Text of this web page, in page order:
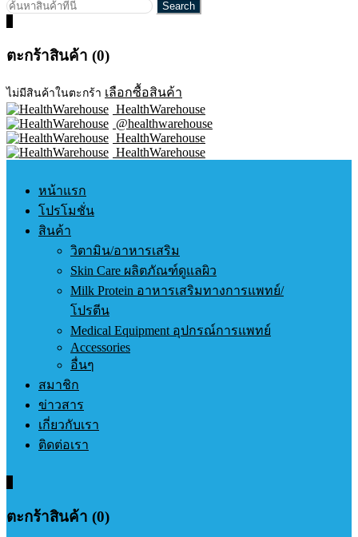
ตะกร้าสินค้า (0)
ไม่มีสินค้าในตะกร้า เลือกซื้อสินค้า
HealthWarehouse
@healthwarehouse
HealthWarehouse
HealthWarehouse
หน้าแรก
โปรโมชั่น
สินค้า
วิตามิน/อาหารเสริม
Skin Care ผลิตภัณฑ์ดูแลผิว
Milk Protein อาหารเสริมทางการแพทย์/
โปรตีน
Medical Equipment อุปกรณ์การแพทย์
Accessories
อื่นๆ
สมาชิก
ข่าวสาร
เกี่ยวกับเรา
ติดต่อเรา
ตะกร้าสินค้า (0)